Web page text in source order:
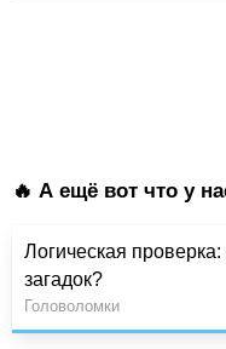
🔥 А ещё вот что у
Логическая
загадок?
Головоломки